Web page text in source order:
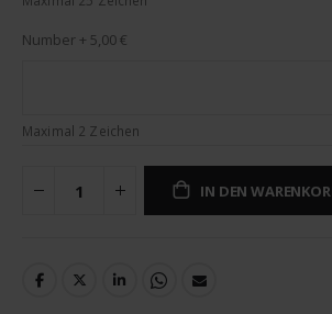
Number + 5,00 €
Maximal 2 Zeichen
IN DEN